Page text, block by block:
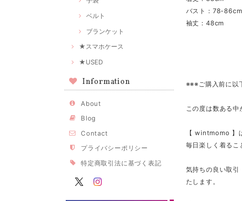
ベルト
ブランケット
★スマホケース
★USED
Information
About
Blog
Contact
プライバシーポリシー
特定商取引法に基づく表記
バスト：78-86cm
袖丈：48cm
※※※ご購入前に以
この度は数ある
【 wintmomo 】
毎日楽しく着るこ
気持ちの良い取
たします。